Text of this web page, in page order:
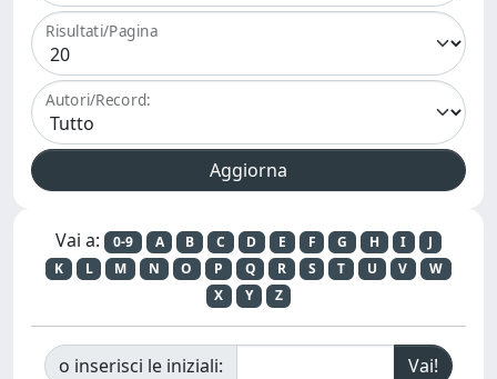
Risultati/Pagina
Autori/Record:
Vai a: 0-9 A B C D E F G H I
J
K
L M N O P Q R S T U V
W
X
Y Z
o inserisci le iniziali: